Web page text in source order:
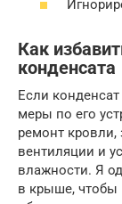
Как
конденсата
Если
меры по его
ремонт кровли,
вентиляции и
влажности. Я
в крыше, чтобы